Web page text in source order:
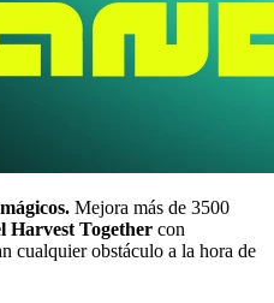
Mejora más de 3500
Harvest Together con
cualquier obstáculo a la hora de